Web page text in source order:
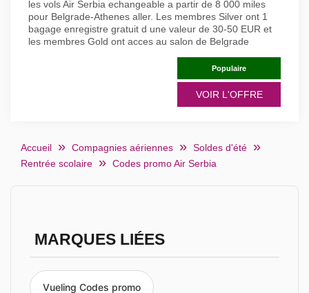
les vols Air Serbia echangeable a partir de 8 000 miles
pour Belgrade-Athenes aller. Les membres Silver ont 1
bagage enregistre gratuit d une valeur de 30-50 EUR et
les membres Gold ont acces au salon de Belgrade
Populaire
VOIR L'OFFRE
Accueil Compagnies aériennes
Soldes d'été
Rentrée scolaire
Codes promo Air Serbia
MARQUES LIÉES
Vueling Codes promo